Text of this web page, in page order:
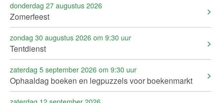
donderdag 27 augustus 2026
Zomerfeest
zondag 30 augustus 2026 om 9:30 uur
Tentdienst
zaterdag 5 september 2026 om 9:30 uur
Ophaaldag boeken en legpuzzels voor boekenmarkt